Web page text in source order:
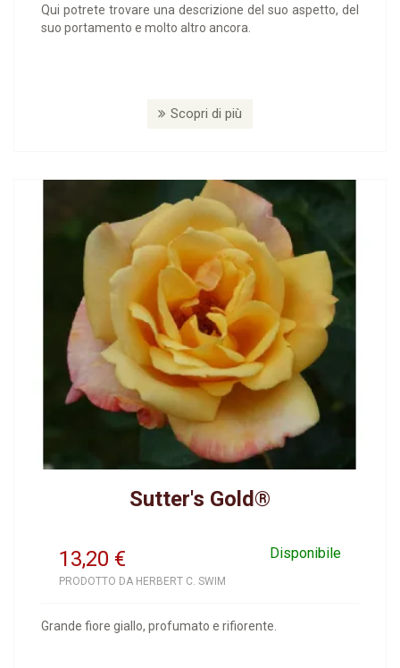
Qui potrete trovare una descrizione del suo aspetto, del
suo portamento e molto altro ancora.
Scopri di più
Sutter's Gold®
13,20 Disponibile
€
PRODOTTO DA HERBERT C. SWIM
Grande fiore giallo, profumato e rifiorente.